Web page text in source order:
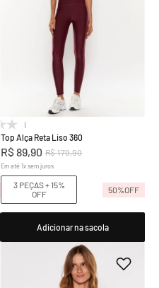
(0)
Top Alça Reta Liso 360
R$89,90 R$179,90
Em até1xsem juros
3 PEÇAS + 15%
OFF
50%OFF
Adicionar na sacola